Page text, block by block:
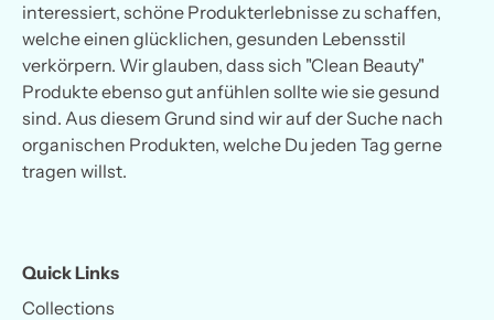
interessiert, schöne Produkterlebnisse zu schaffen,
welche einen glücklichen, gesunden Lebensstil
verkörpern. Wir glauben, dass sich "Clean Beauty"
Produkte ebenso gut anfühlen sollte wie sie gesund
sind. Aus diesem Grund sind wir auf der Suche nach
organischen Produkten, welche Du jeden Tag gerne
tragen willst.
Quick Links
Collections